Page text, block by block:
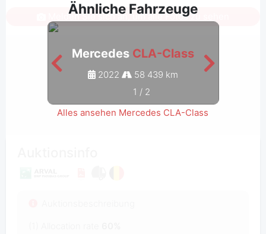
Ähnliche Fahrzeuge
Mercedes CLA-Class
2022 58 439 km
1 / 2
Alles ansehen Mercedes CLA-Class
Melden Sie sich an, um alle Fotos zu sehen